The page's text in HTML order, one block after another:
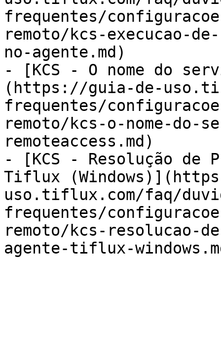
frequentes/
remoto/kcs-execucao-
no-agente.md)
- [KCS - O nome do
(https://guia-de-
frequentes/
remoto/kcs-o-nome-do-
remoteaccess.md)
- [KCS - Resolução de
Tiflux
uso.tiflux.com/faq/
frequentes/
remoto/kcs-resolucao-